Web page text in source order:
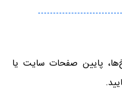
پایین صفحات سایت یا